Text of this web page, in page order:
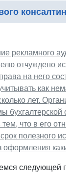
рекламного
отчуждено
на него
как
лет.
бухгалтерской
что в его
полезного
оформления
следующей